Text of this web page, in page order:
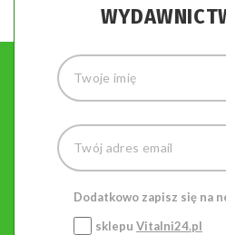
Dodatkowo zapisz się na
sklepu Vitalni24.pl